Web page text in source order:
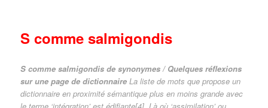
S comme salmigondis
S comme salmigondis de synonymes / Quelques réflexions
sur une page de dictionnaire La liste de mots que propose un
dictionnaire en proximité sémantique plus en moins grande avec